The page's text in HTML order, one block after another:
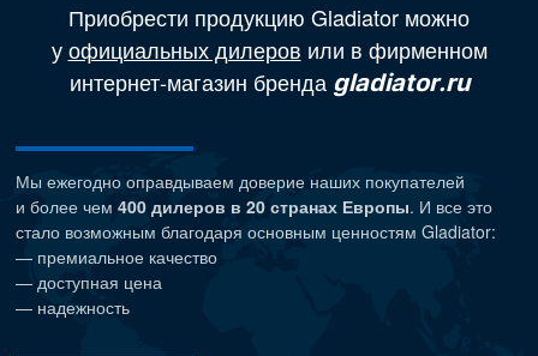
Приобрести продукцию Gladiator можно
уофициальных дилеров или в фирменном
интернет-магазин бренда gladiator.ru
Мы ежегодно оправдываем доверие наших покупателей
и более чем 400 дилеров в 20 странах Европы. И все это
стало возможным благодаря основным ценностям Gladiator:
— премиальное качество
— доступная цена
— надежность